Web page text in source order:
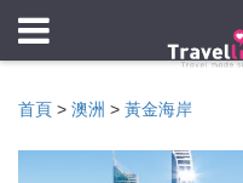
首頁 > 澳洲 > 黃金海岸